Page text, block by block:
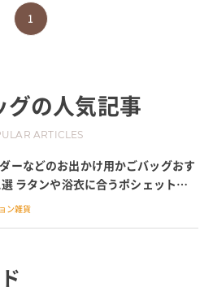
1
グの人気記事
ARTICLES
ーなどのお出かけ用かごバッグおす
ラタンや浴衣に合うポシェット、
やショルダー、プチプラも紹介
ン雑貨